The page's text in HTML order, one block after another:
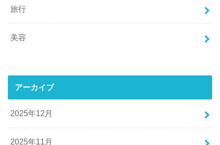
旅行
美容
アーカイブ
2025年12月
2025年11月